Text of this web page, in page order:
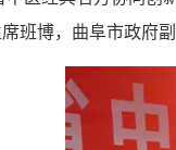
班博，曲阜市政府